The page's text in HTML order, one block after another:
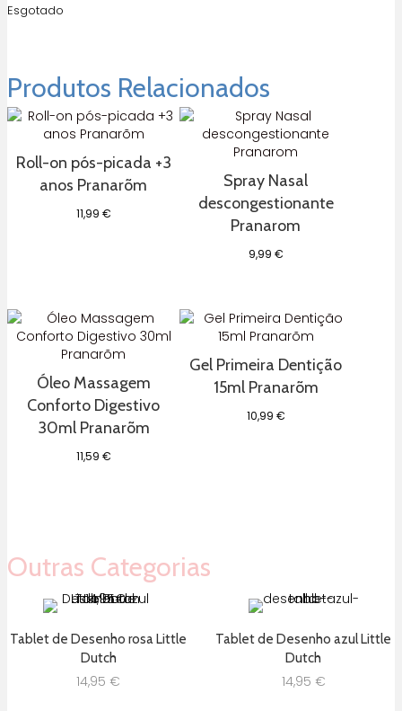
Esgotado
Produtos Relacionados
Roll-on pós-picada +3
anos Pranarõm
11,99 €
Spray Nasal
descongestionante
Pranarom
9,99 €
Óleo Massagem
Conforto Digestivo
30ml Pranarõm
11,59 €
Gel Primeira Dentição
15ml Pranarõm
10,99 €
Outras Categorias
Tablet de Desenho rosa Little
Dutch
14,95 €
Tablet de Desenho azul Little
Dutch
14,95 €